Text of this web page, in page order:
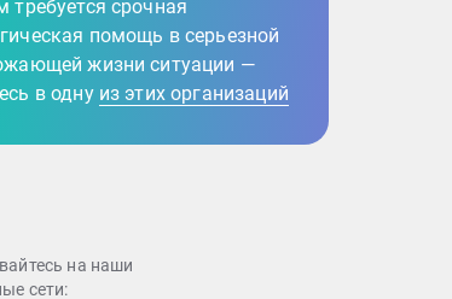
требуется срочная
помощь в серьезной
жизни ситуации —
в одну из этих организаций
на наши
сети: